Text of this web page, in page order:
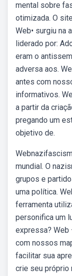
mental sobre
otimizada. O
Web• surgiu na
liderado por:
eram o
adversa aos.
antes com
informativos.
a partir da
pregando um
objetivo de.
mundial. O
grupos e
uma política.
ferramenta
personifica um
expressa? Web
com nossos
facilitar sua
crie seu próprio